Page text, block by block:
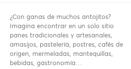
¿Con ganas de muchos antojitos?
Imagina encontrar en un solo sitio
panes tradicionales y artesanales,
amasijos, pastelería, postres, cafés de
origen, mermeladas, mantequillas,
bebidas, gastronomía…